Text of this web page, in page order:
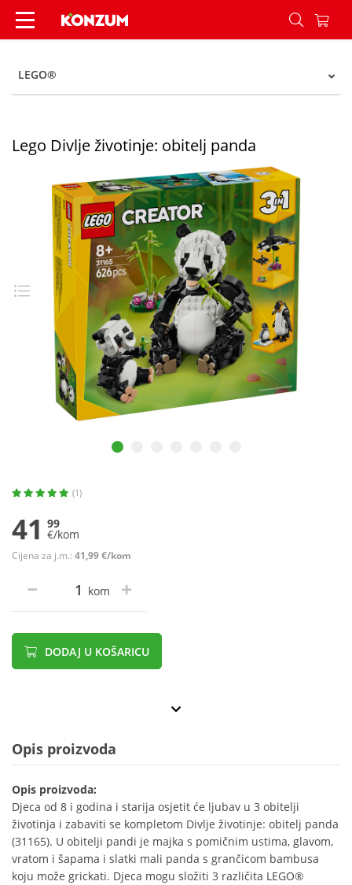
Lego Divlje životinje: obitelj panda - Konzum
LEGO®
Lego Divlje životinje: obitelj panda
(1)
41 99
€/kom
Cijena za j.m.: 41,99 €/kom
kom
DODAJ U KOŠARICU
Opis proizvoda
Opis proizvoda:
Djeca od 8 i godina i starija osjetit će ljubav u 3 obitelji
životinja i zabaviti se kompletom Divlje životinje: obitelj panda
(31165). U obitelji pandi je majka s pomičnim ustima, glavom,
vratom i šapama i slatki mali panda s grančicom bambusa
koju može grickati. Djeca mogu složiti 3 različita LEGO®